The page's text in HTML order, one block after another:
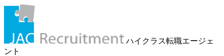
ハイクラス転職エージェ
ント